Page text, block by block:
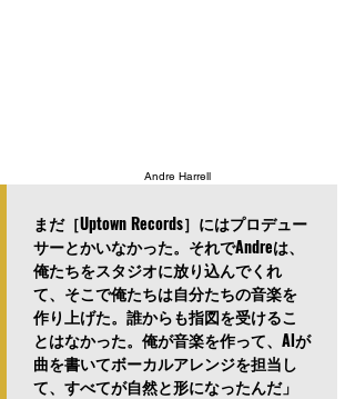
Andre Harrell
まだ［Uptown Records］にはプロデュー
サーとかいなかった。それでAndreは、
俺たちをスタジオに放り込んでくれ
て、そこで俺たちは自分たちの音楽を
作り上げた。誰からも指図を受けるこ
とはなかった。俺が音楽を作って、Alが
曲を書いてボーカルアレンジを担当し
て、すべてが自然と形になったんだ」